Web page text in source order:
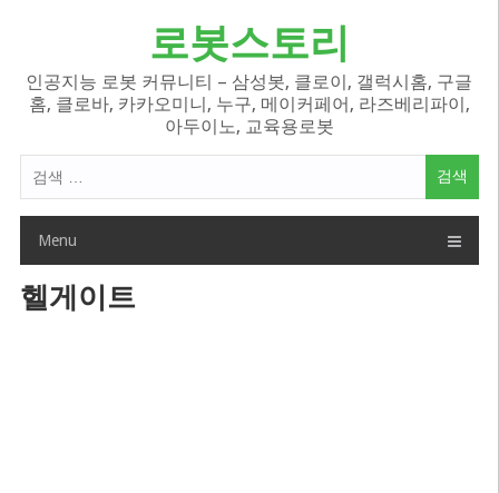
로봇스토리
인공지능 로봇 커뮤니티 – 삼성봇, 클로이, 갤럭시홈, 구글
홈, 클로바, 카카오미니, 누구, 메이커페어, 라즈베리파이,
아두이노, 교육용로봇
색
Menu
헬게이트